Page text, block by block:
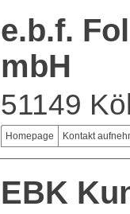
e.b.f.
mbH
51149
Homepage Kontakt
EBK